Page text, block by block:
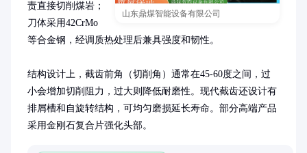
山东鼎煤智能设备有限公司
责直接切削煤岩；
刀体采用42CrMo
等合金钢，经调质热处理后兼具强度和韧性。
结构设计上，截齿前角（切削角）通常在45-60度之间，过
小会增加切削阻力，过大则降低耐磨性。现代截齿还设计有
排屑槽和自旋转结构，可均匀磨损延长寿命。部分高端产品
采用金刚石复合片强化头部。